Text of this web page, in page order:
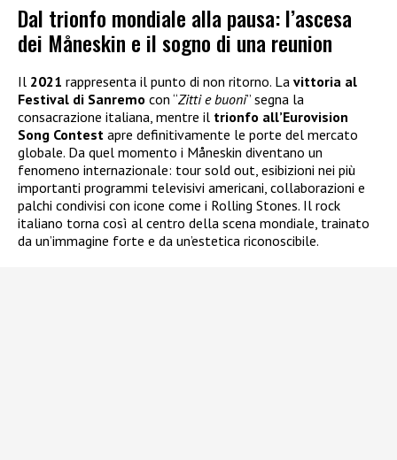
Dal trionfo mondiale alla pausa: l’ascesa
dei Måneskin e il sogno di una reunion
Il 2021 rappresenta il punto di non ritorno. La vittoria al
Festival di Sanremo con “Zitti e buoni” segna la
consacrazione italiana, mentre il trionfo all’Eurovision
Song Contest apre definitivamente le porte del mercato
globale. Da quel momento i Måneskin diventano un
fenomeno internazionale: tour sold out, esibizioni nei più
importanti programmi televisivi americani, collaborazioni e
palchi condivisi con icone come i Rolling Stones. Il rock
italiano torna così al centro della scena mondiale, trainato
da un’immagine forte e da un’estetica riconoscibile.